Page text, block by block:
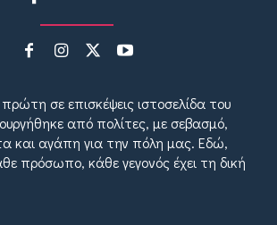
σε επισκέψεις ιστοσελίδα του
από πολίτες, με σεβασμό,
και αγάπη για την πόλη μας. Εδώ,
πρόσωπο, κάθε γεγονός έχει τη δική